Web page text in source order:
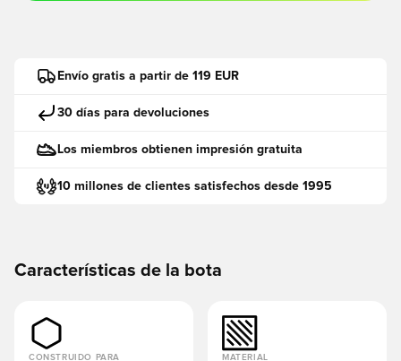
Envío gratis a partir de 119 EUR
30 días para devoluciones
Los miembros obtienen impresión gratuita
10 millones de clientes satisfechos desde 1995
Características de la bota
CONSTRUIDO PARA MATERIAL